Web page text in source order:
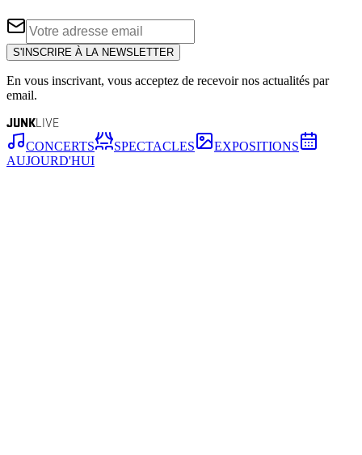
S'INSCRIRE À LA NEWSLETTER
En vous inscrivant, vous acceptez de recevoir nos actualités par
email.
JUNKLIVE
CONCERTS SPECTACLES
EXPOSITIONS
AUJOURD'HUI